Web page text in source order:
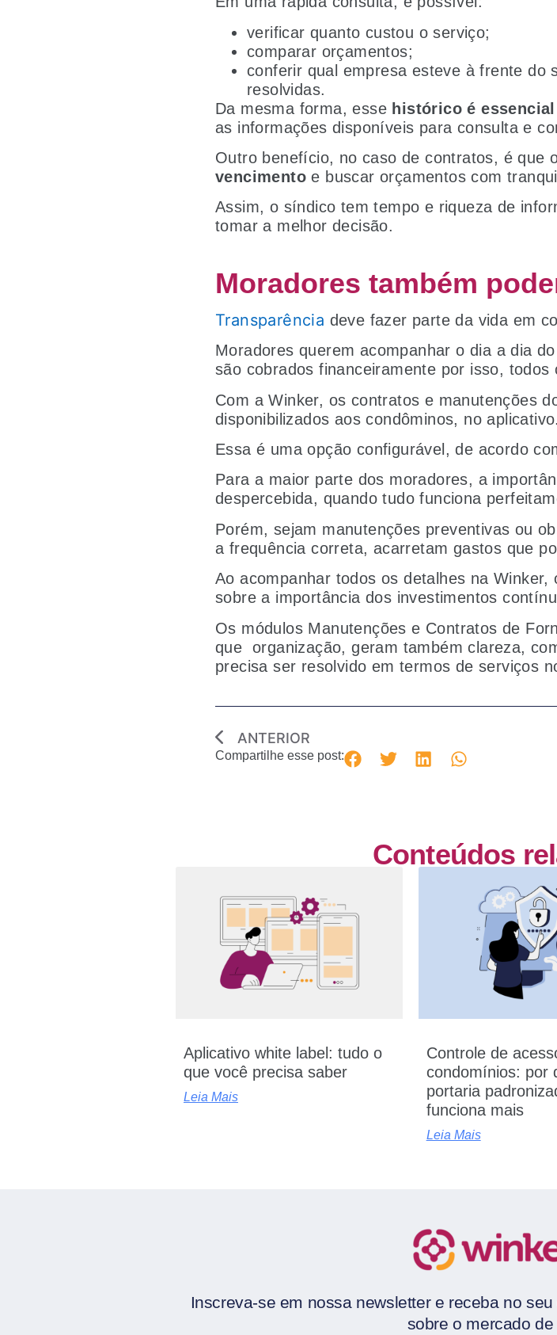
verificar quanto custou o serviço;
comparar orçamentos;
conferir qual empresa esteve à frente do
resolvidas.
Da mesma forma, esse histórico é
as informações disponíveis para consulta e
Outro benefício, no caso de contratos, é que
vencimento e buscar orçamentos com
Assim, o síndico tem tempo e riqueza de
tomar a melhor decisão.
Moradores também
Transparência deve fazer parte da vida em
Moradores querem acompanhar o dia a dia
são cobrados financeiramente por isso, todos
Com a Winker, os contratos e manutenções
disponibilizados aos condôminos, no aplicativo.
Essa é uma opção configurável, de acordo
Para a maior parte dos moradores, a
despercebida, quando tudo funciona
Porém, sejam manutenções preventivas ou
a frequência correta, acarretam gastos que
Ao acompanhar todos os detalhes na
sobre a importância dos investimentos
Os módulos Manutenções e Contratos de
que organização, geram também clareza,
precisa ser resolvido em termos de serviços
ANTERIOR
Compartilhe esse post:
Conteúdos
Aplicativo white label: tudo o
que você precisa saber
Leia Mais
Controle de
condomínios: por
portaria
funciona mais
Leia Mais
Inscreva-se em nossa newsletter e receba no
sobre o mercado